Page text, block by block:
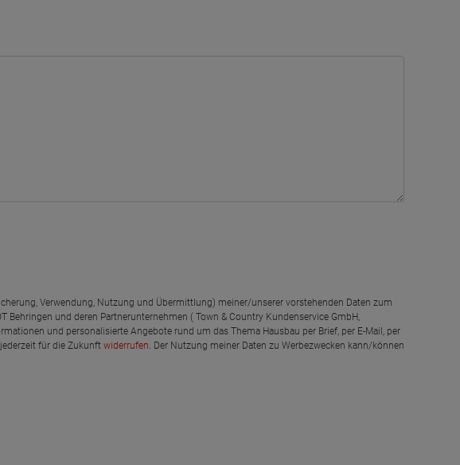
Verwendung, Nutzung und Übermittlung) meiner/unserer vorstehenden Daten zum
Behringen und deren Partnerunternehmen ( Town & Country Kundenservice GmbH,
und personalisierte Angebote rund um das Thema Hausbau per Brief, per E-Mail, per
für die Zukunft widerrufen. Der Nutzung meiner Daten zu Werbezwecken kann/können